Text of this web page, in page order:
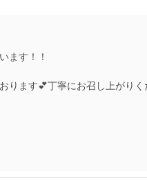
ます！！
ります💕丁寧にお召し上がり